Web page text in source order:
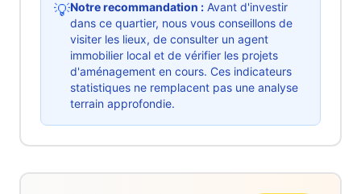
💡Notre recommandation : Avant d'investir
dans ce quartier, nous vous conseillons de
visiter les lieux, de consulter un agent
immobilier local et de vérifier les projets
d'aménagement en cours. Ces indicateurs
statistiques ne remplacent pas une analyse
terrain approfondie.